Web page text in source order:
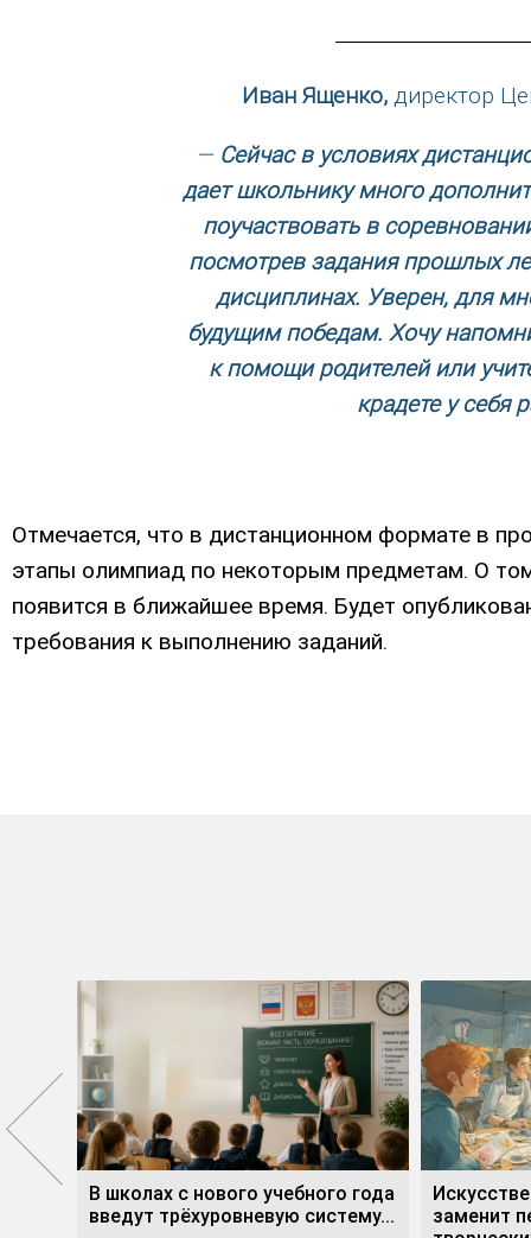
Иван Ященко, директор
— Сейчас в условиях
дает школьнику много
поучаствовать в
посмотрев задания прошлых
дисциплинах. Уверен, для
будущим победам. Хочу
к помощи родителей или
крадете у себя
Отмечается, что в дистанционном формате в
этапы олимпиад по некоторым предметам. О
появится в ближайшее время. Будет
требования к выполнению заданий.
В школах с нового учебного года
введут трёхуровневую систему...
заменит